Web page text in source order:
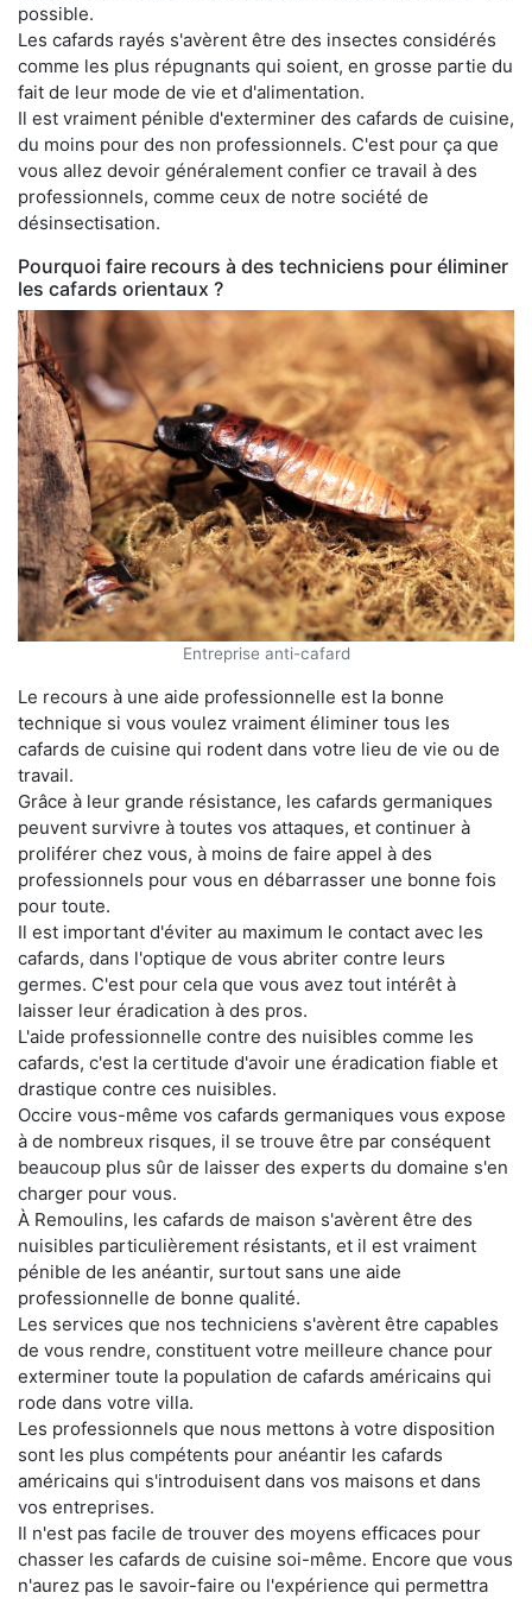
possible.
Les cafards rayés s'avèrent être des insectes considérés
comme les plus répugnants qui soient, en grosse partie du
fait de leur mode de vie et d'alimentation.
Il est vraiment pénible d'exterminer des cafards de cuisine,
du moins pour des non professionnels. C'est pour ça que
vous allez devoir généralement confier ce travail à des
professionnels, comme ceux de notre société de
désinsectisation.
Pourquoi faire recours à des techniciens pour éliminer
les cafards orientaux ?
Entreprise anti-cafard
Le recours à une aide professionnelle est la bonne
technique si vous voulez vraiment éliminer tous les
cafards de cuisine qui rodent dans votre lieu de vie ou de
travail.
Grâce à leur grande résistance, les cafards germaniques
peuvent survivre à toutes vos attaques, et continuer à
proliférer chez vous, à moins de faire appel à des
professionnels pour vous en débarrasser une bonne fois
pour toute.
Il est important d'éviter au maximum le contact avec les
cafards, dans l'optique de vous abriter contre leurs
germes. C'est pour cela que vous avez tout intérêt à
laisser leur éradication à des pros.
L'aide professionnelle contre des nuisibles comme les
cafards, c'est la certitude d'avoir une éradication fiable et
drastique contre ces nuisibles.
Occire vous-même vos cafards germaniques vous expose
à de nombreux risques, il se trouve être par conséquent
beaucoup plus sûr de laisser des experts du domaine s'en
charger pour vous.
À Remoulins, les cafards de maison s'avèrent être des
nuisibles particulièrement résistants, et il est vraiment
pénible de les anéantir, surtout sans une aide
professionnelle de bonne qualité.
Les services que nos techniciens s'avèrent être capables
de vous rendre, constituent votre meilleure chance pour
exterminer toute la population de cafards américains qui
rode dans votre villa.
Les professionnels que nous mettons à votre disposition
sont les plus compétents pour anéantir les cafards
américains qui s'introduisent dans vos maisons et dans
vos entreprises.
Il n'est pas facile de trouver des moyens efficaces pour
chasser les cafards de cuisine soi-même. Encore que vous
n'aurez pas le savoir-faire ou l'expérience qui permettra